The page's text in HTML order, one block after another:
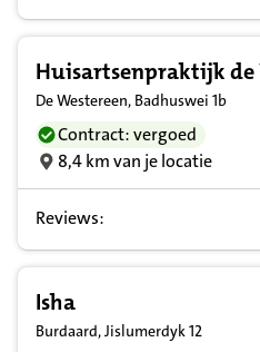
Huisartsenpraktijk de
De Westereen, Badhuswei 1b
Contract: vergoed
8,4 km van je locatie
Reviews:
Isha
Burdaard, Jislumerdyk 12